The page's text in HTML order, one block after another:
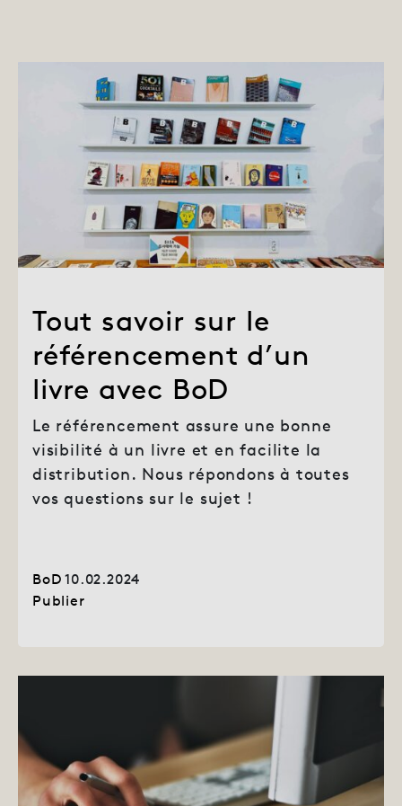
Tout savoir sur le
référencement d’un
livre avec BoD
Le référencement assure une bonne
visibilité à un livre et en facilite la
distribution. Nous répondons à toutes
vos questions sur le sujet !
BoD 10.02.2024
Publier